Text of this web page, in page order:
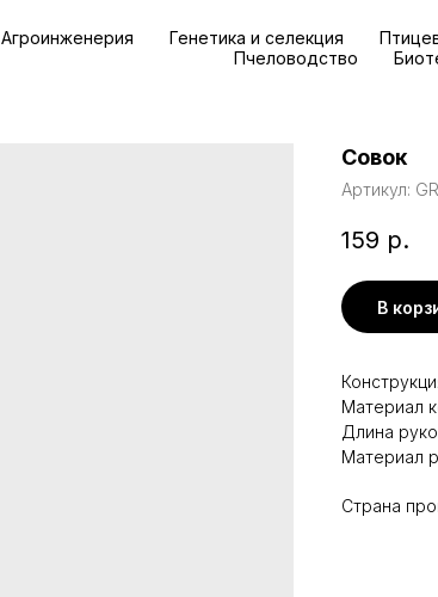
Агроинженерия Генетика и селекция
Пчеловодство
Совок
Артикул:
159 р.
В
Материал
Длина
Материал
Страна